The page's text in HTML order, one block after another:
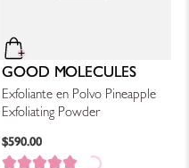
GOOD MOLECULES
Exfoliante en Polvo Pineapple
Exfoliating Powder
$590.00